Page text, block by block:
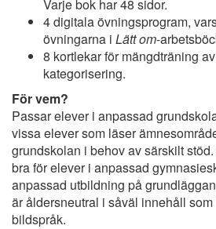
Varje bok har 48 sidor.
4 digitala övningsprogram,
övningarna i Lätt om-
8 kortlekar för mängdträning
kategorisering.
För vem?
Passar elever i anpassad
vissa elever som läser
grundskolan i behov av särskilt
bra för elever i anpassad
anpassad utbildning på
är åldersneutral i såväl innehåll
bildspråk.